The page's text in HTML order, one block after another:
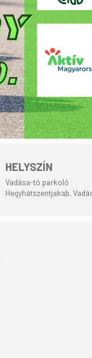
HELYSZÍN
Vadása-tó parkoló
Hegyhátszentjakab,